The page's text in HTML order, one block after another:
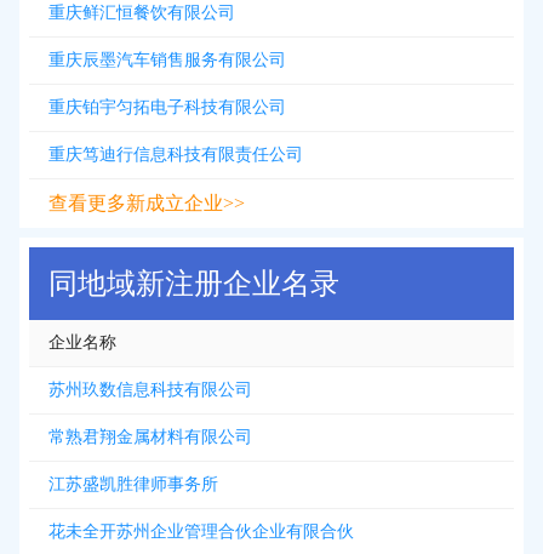
重庆鲜汇恒餐饮有限公司
重庆辰墨汽车销售服务有限公司
重庆铂宇匀拓电子科技有限公司
重庆笃迪行信息科技有限责任公司
查看更多新成立企业>>
同地域新注册企业名录
企业名称
苏州玖数信息科技有限公司
常熟君翔金属材料有限公司
江苏盛凯胜律师事务所
花未全开苏州企业管理合伙企业有限合伙